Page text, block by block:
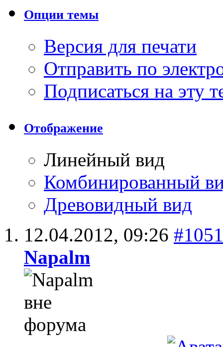
Опции темы
Версия для печати
Отправить по
Подписаться на эту
Отображение
Линейный вид
Комбинированный
Древовидный вид
12.04.2012, 09:26 #1051
Napalm